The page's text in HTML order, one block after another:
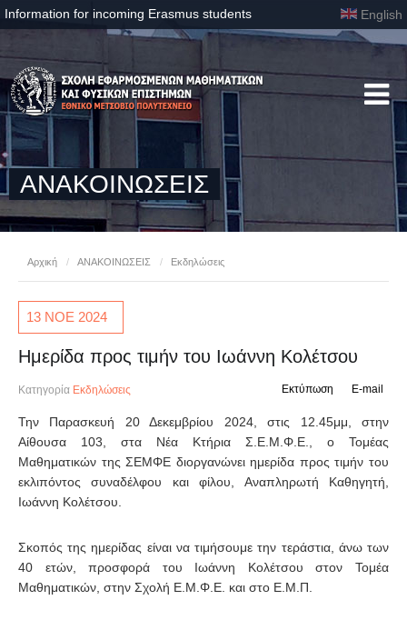
Information for incoming Erasmus students English
ΑΝΑΚΟΙΝΩΣΕΙΣ
Αρχική / ΑΝΑΚΟΙΝΩΣΕΙΣ / Εκδηλώσεις
13 ΝΟΕ 2024
Ημερίδα προς τιμήν του Ιωάννη Κολέτσου
Κατηγορία Εκδηλώσεις E-mail
Εκτύπωση
Την Παρασκευή 20 Δεκεμβρίου 2024, στις 12.45μμ, στην
Αίθουσα 103, στα Νέα Κτήρια Σ.Ε.Μ.Φ.Ε., ο Τομέας
Μαθηματικών της ΣΕΜΦΕ διοργανώνει ημερίδα προς τιμήν του
εκλιπόντος συναδέλφου και φίλου, Αναπληρωτή Καθηγητή,
Ιωάννη Κολέτσου.
Σκοπός της ημερίδας είναι να τιμήσουμε την τεράστια, άνω των
40 ετών, προσφορά του Ιωάννη Κολέτσου στον Τομέα
Μαθηματικών, στην Σχολή Ε.Μ.Φ.Ε. και στο Ε.Μ.Π.